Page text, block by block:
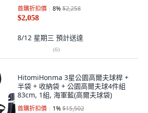
首購折扣價 8%$2,258
$2,058
8/12 星期三 預計送達
(6)
HitomiHonma 3星公園高爾夫球桿 +
半袋 + 收納袋 + 公園高爾夫球4件組
83cm, 1組, 海軍藍(高爾夫球袋)
首購折扣價 1%$15,502